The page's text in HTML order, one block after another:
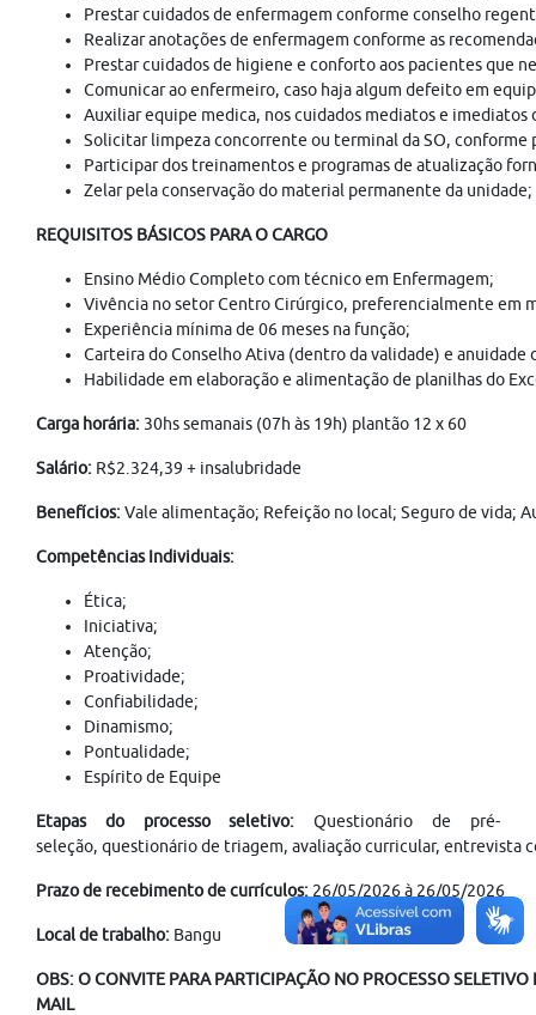
Prestar cuidados de enfermagem conforme conselho
Realizar anotações de enfermagem conforme as
Prestar cuidados de higiene e conforto aos pacientes que
Comunicar ao enfermeiro, caso haja algum defeito em
Auxiliar equipe medica, nos cuidados mediatos e
Solicitar limpeza concorrente ou terminal da SO, conforme
Participar dos treinamentos e programas de atualização
Zelar pela conservação do material permanente da unidade;
REQUISITOS BÁSICOS PARA O CARGO
Ensino Médio Completo com técnico em Enfermagem;
Vivência no setor Centro Cirúrgico, preferencialmente em
Experiência mínima de 06 meses na função;
Carteira do Conselho Ativa (dentro da validade) e anuidade
Habilidade em elaboração e alimentação de planilhas do
Carga horária: 30hs semanais (07h às 19h) plantão 12 x 60
Salário: R$2.324,39 + insalubridade
Benefícios:Vale alimentação; Refeição no local; Seguro de vida;
Competências Individuais:
Ética;
Iniciativa;
Atenção;
Proatividade;
Confiabilidade;
Dinamismo;
Pontualidade;
Espírito de Equipe
Etapas do processo seletivo: Questionário de pré-
seleção, questionário de triagem, avaliação curricular, entrevista
Prazo de recebimento de currículos: 26/05/2026 à 26/05/2026
Local de trabalho: Bangu
OBS: O CONVITE PARA PARTICIPAÇÃO NO PROCESSO SELETIVO
MAIL